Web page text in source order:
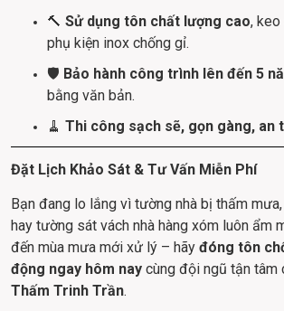
🔨 Sử dụng tôn chất lượng cao, keo
phụ kiện inox chống gỉ.
🛡️ Bảo hành công trình lên đến 5
bằng văn bản.
🧹 Thi công sạch sẽ, gọn gàng, an
Đặt Lịch Khảo Sát & Tư Vấn Miễn Phí
Bạn đang lo lắng vì tường nhà bị thấm
hay tường sát vách nhà hàng xóm luôn ẩm
đến mùa mưa mới xử lý – hãy đóng tôn
động ngay hôm nay cùng đội ngũ tận tâm
Thấm Trinh Trần.